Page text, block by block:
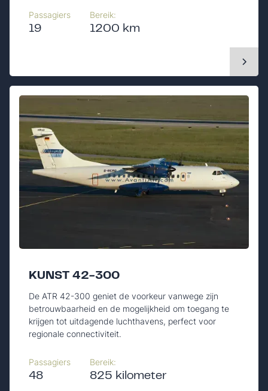
Passagiers
19
Bereik:
1200 km
KUNST 42-300
De ATR 42-300 geniet de voorkeur vanwege zijn
betrouwbaarheid en de mogelijkheid om toegang te
krijgen tot uitdagende luchthavens, perfect voor
regionale connectiviteit.
Passagiers
48
Bereik:
825 kilometer